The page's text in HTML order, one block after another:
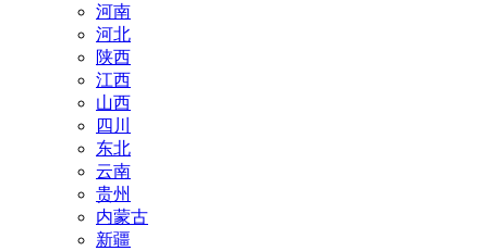
河南
河北
陕西
江西
山西
四川
东北
云南
贵州
内蒙古
新疆